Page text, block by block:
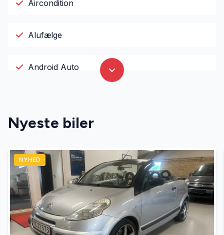
Aircondition
Alufælge
Android Auto
Apple CarPlay
Armlæn
Auto nedblændelig bakspejl
Automatgear
Nyeste biler
NYHED